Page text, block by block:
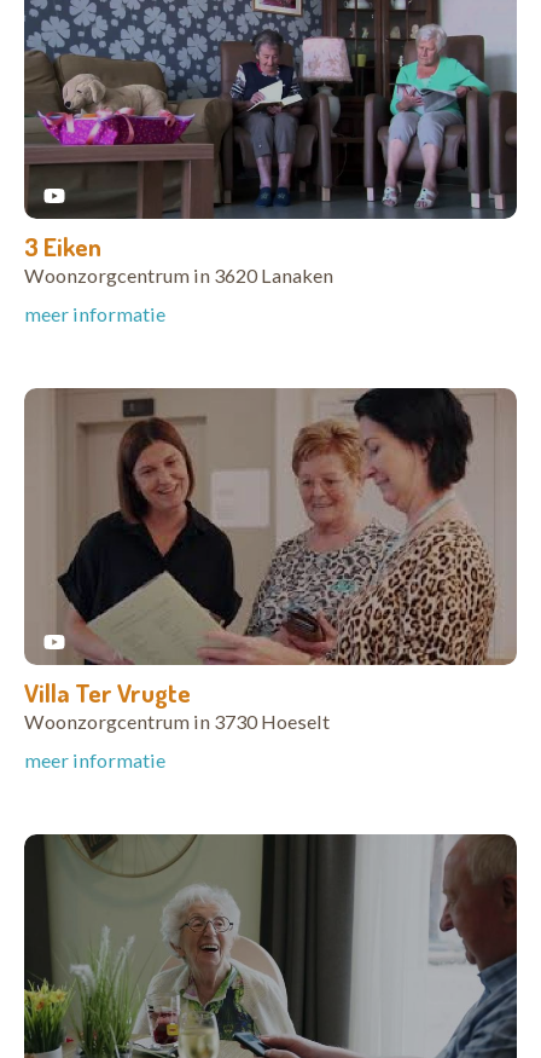
3 Eiken
Woonzorgcentrum in 3620 Lanaken
meer informatie
Villa Ter Vrugte
Woonzorgcentrum in 3730 Hoeselt
meer informatie